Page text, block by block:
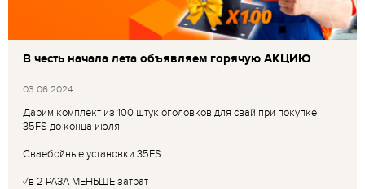
В честь начала лета объявляем горячую АКЦИЮ
03.06.2024
Дарим комплект из 100 штук оголовков для свай при покупке
35FS до конца июля!
Сваебойные установки 35FS
✓в 2 РАЗА МЕНЬШЕ затрат